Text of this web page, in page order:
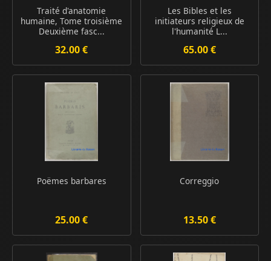
Traité d'anatomie
humaine, Tome troisième
Deuxième fasc...
32.00 €
Les Bibles et les
initiateurs religieux de
l'humanité L...
65.00 €
Poëmes barbares
25.00 €
Correggio
13.50 €